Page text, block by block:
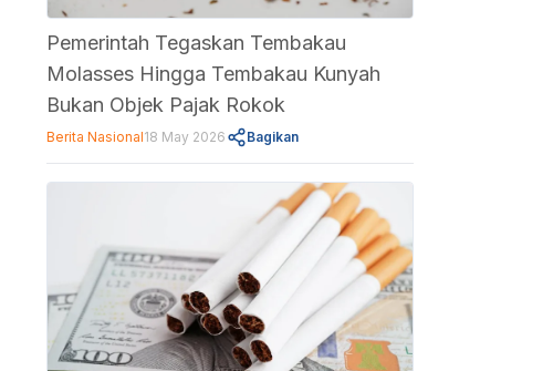
Pemerintah Tegaskan Tembakau
Molasses Hingga Tembakau Kunyah
Bukan Objek Pajak Rokok
Berita Nasional18 May 2026 Bagikan